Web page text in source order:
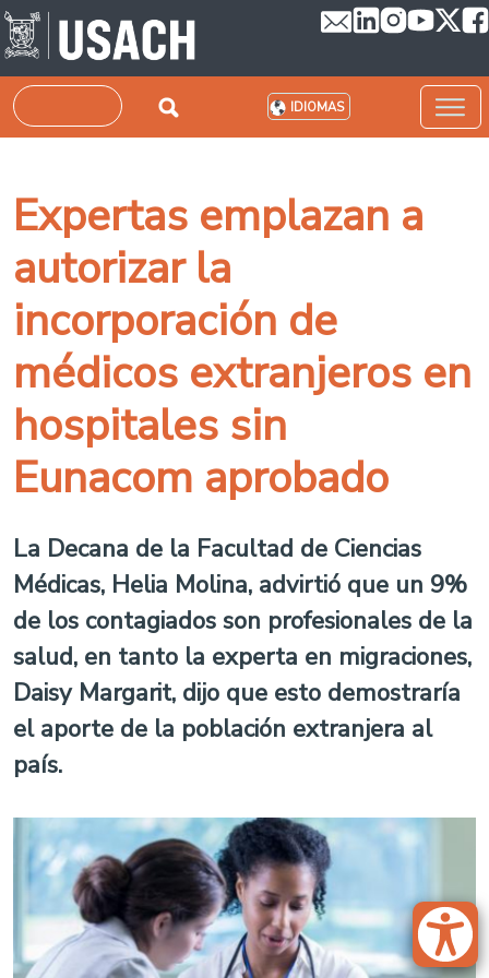
Pasar al contenido principal
Buscar IDIOMAS
Expertas emplazan a
autorizar la
incorporación de
médicos extranjeros en
hospitales sin
Eunacom aprobado
La Decana de la Facultad de Ciencias
Médicas, Helia Molina, advirtió que un 9%
de los contagiados son profesionales de la
salud, en tanto la experta en migraciones,
Daisy Margarit, dijo que esto demostraría
el aporte de la población extranjera al
país.